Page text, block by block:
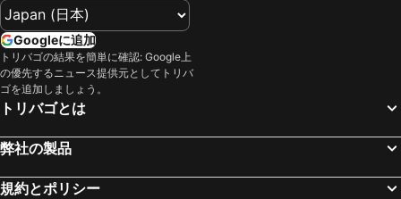
Googleに追加
トリバゴの結果を簡単に確認: Google上
の優先するニュース提供元としてトリバ
ゴを追加しましょう。
トリバゴとは
弊社の製品
規約とポリシー